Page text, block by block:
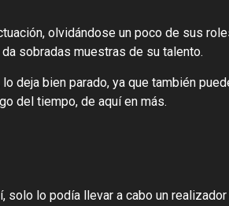
olvidándose un poco de sus
sobradas muestras de su talento.
deja bien parado, ya que también
del tiempo, de aquí en más.
lo podía llevar a cabo un realizador